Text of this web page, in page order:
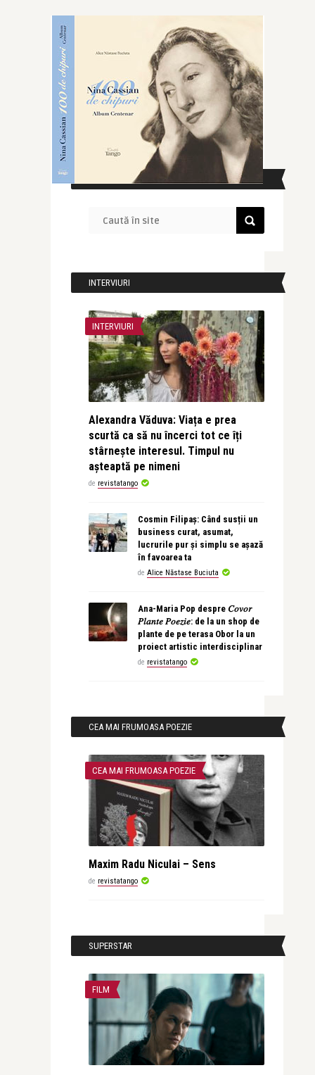
CAUTĂ ÎN SITE
INTERVIURI
INTERVIURI
Alexandra Văduva: Viața e prea
scurtă ca să nu încerci tot ce îți
stârnește interesul. Timpul nu
așteaptă pe nimeni
de revistatango
Cosmin Filipaș: Când susții un
business curat, asumat,
lucrurile pur și simplu se așază
în favoarea ta
de Alice Năstase Buciuta
Ana-Maria Pop despre 𝐶𝑜𝑣𝑜𝑟
𝑃𝑙𝑎𝑛𝑡𝑒 𝑃𝑜𝑒𝑧𝑖𝑒: de la un shop de
plante de pe terasa Obor la un
proiect artistic interdisciplinar
de revistatango
CEA MAI FRUMOASA POEZIE
CEA MAI FRUMOASA POEZIE
Maxim Radu Niculai – Sens
de revistatango
SUPERSTAR
FILM